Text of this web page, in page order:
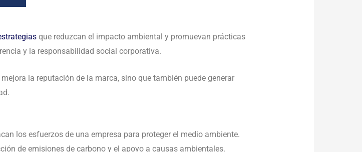
que reduzcan el impacto ambiental y promuevan prácticas
y la responsabilidad social corporativa.
la reputación de la marca, sino que también puede generar
los esfuerzos de una empresa para proteger el medio ambiente.
de emisiones de carbono y el apoyo a causas ambientales.